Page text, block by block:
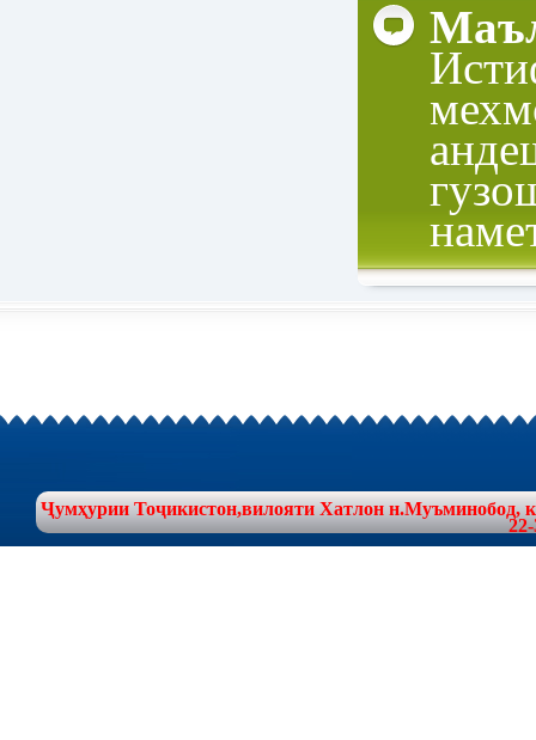
Ҷумҳурии Тоҷикистон,вилояти Хатлон н.Муъминобод,